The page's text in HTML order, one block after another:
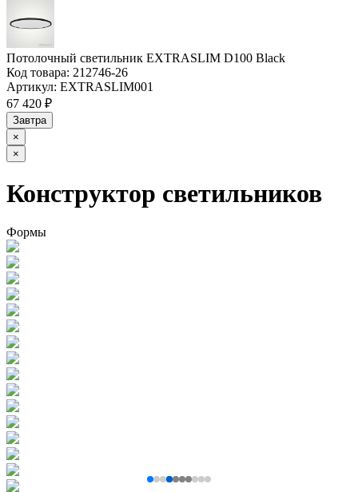
Потолочный светильник EXTRASLIM D100 Black
Код товара: 212746-26
Артикул: EXTRASLIM001
67 420 ₽
Завтра
×
×
Конструктор светильников
Формы